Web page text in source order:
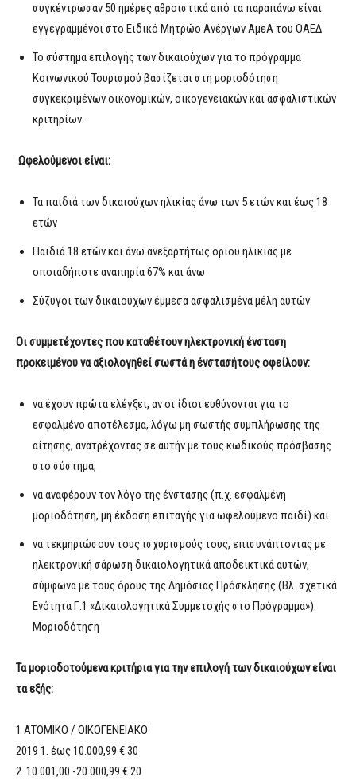
συγκέντρωσαν 50 ημέρες αθροιστικά από τα παραπάνω είναι
εγγεγραμμένοι στο Ειδικό Μητρώο Ανέργων ΑμεΑ του ΟΑΕΔ
Το σύστημα επιλογής των δικαιούχων για το πρόγραμμα
Κοινωνικού Τουρισμού βασίζεται στη μοριοδότηση
συγκεκριμένων οικονομικών, οικογενειακών και ασφαλιστικών
κριτηρίων.
Ωφελούμενοι είναι:
Τα παιδιά των δικαιούχων ηλικίας άνω των 5 ετών και έως 18
ετών
Παιδιά 18 ετών και άνω ανεξαρτήτως ορίου ηλικίας με
οποιαδήποτε αναπηρία 67% και άνω
Σύζυγοι των δικαιούχων έμμεσα ασφαλισμένα μέλη αυτών
Οι συμμετέχοντες που καταθέτουν ηλεκτρονική ένσταση
προκειμένου να αξιολογηθεί σωστά η ένστασήτους οφείλουν:
να έχουν πρώτα ελέγξει, αν οι ίδιοι ευθύνονται για το
εσφαλμένο αποτέλεσμα, λόγω μη σωστής συμπλήρωσης της
αίτησης, ανατρέχοντας σε αυτήν με τους κωδικούς πρόσβασης
στο σύστημα,
να αναφέρουν τον λόγο της ένστασης (π.χ. εσφαλμένη
μοριοδότηση, μη έκδοση επιταγής για ωφελούμενο παιδί) και
να τεκμηριώσουν τους ισχυρισμούς τους, επισυνάπτοντας με
ηλεκτρονική σάρωση δικαιολογητικά αποδεικτικά αυτών,
σύμφωνα με τους όρους της Δημόσιας Πρόσκλησης (Βλ. σχετικά
Ενότητα Γ.1 «Δικαιολογητικά Συμμετοχής στο Πρόγραμμα»).
Μοριοδότηση
Τα μοριοδοτούμενα κριτήρια για την επιλογή των δικαιούχων είναι
τα εξής:
1 ΑΤΟΜΙΚΟ / ΟΙΚΟΓΕΝΕΙΑΚΟ
2019 1. έως 10.000,99 € 30
2. 10.001,00 -20.000,99 € 20